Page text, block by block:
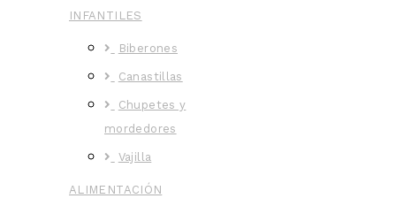
INFANTILES
Biberones
Canastillas
Chupetes y
mordedores
Vajilla
ALIMENTACIÓN